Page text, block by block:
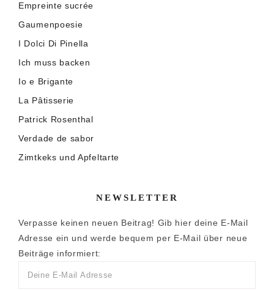
Empreinte sucrée
Gaumenpoesie
I Dolci Di Pinella
Ich muss backen
Io e Brigante
La Pâtisserie
Patrick Rosenthal
Verdade de sabor
Zimtkeks und Apfeltarte
NEWSLETTER
Verpasse keinen neuen Beitrag! Gib hier deine E-Mail
Adresse ein und werde bequem per E-Mail über neue
Beiträge informiert: